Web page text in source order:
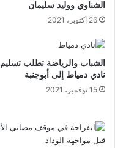
الشناوي ووليد سليمان
26 أكتوبر، 2021
الشباب والرياضة تطلب تسليم
نادي دمياط إلى أبوجنبة
15 نوفمبر، 2021